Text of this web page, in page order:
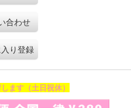
合わせ
り登録
ます（土日祝休）